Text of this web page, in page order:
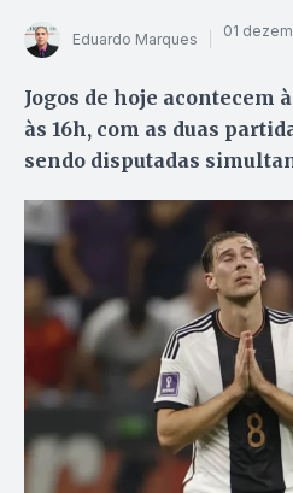
Eduardo Marques 01
Jogos de hoje acontecem
às 16h, com as duas
sendo disputadas